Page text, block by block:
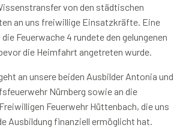
von den städtischen
an uns freiwillige Einsatzkräfte. Eine
Feuerwache 4 rundete den gelungenen
die Heimfahrt angetreten wurde.
an unsere beiden Ausbilder Antonia und
Nürnberg sowie an die
Feuerwehr Hüttenbach, die uns
Ausbildung finanziell ermöglicht hat.